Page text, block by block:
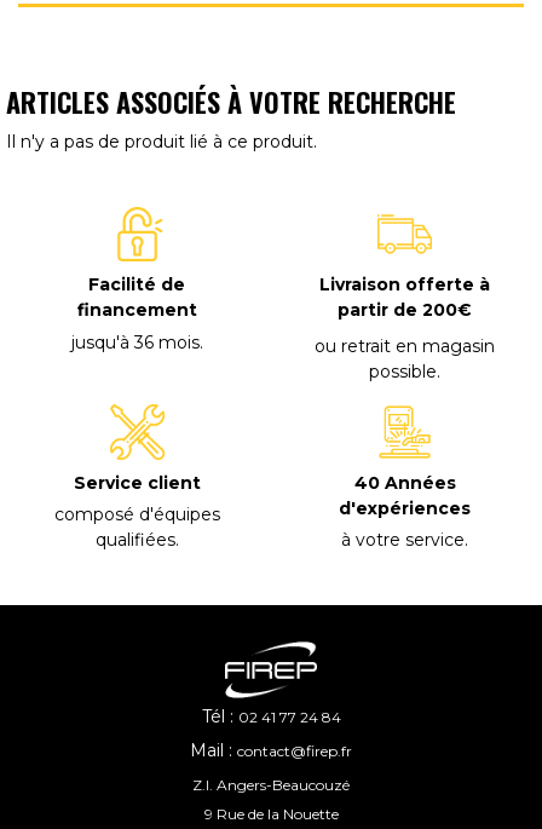
ARTICLES ASSOCIÉS À VOTRE RECHERCHE
Il n'y a pas de produit lié à ce produit.
Facilité de
financement
jusqu'à 36 mois.
Livraison offerte à
partir de 200€
ou retrait en magasin
possible.
Service client
composé d'équipes
qualifiées.
40 Années
d'expériences
à votre service.
Tél : 02 41 77 24 84
Mail : contact@firep.fr
Z.I. Angers-Beaucouzé
9 Rue de la Nouette